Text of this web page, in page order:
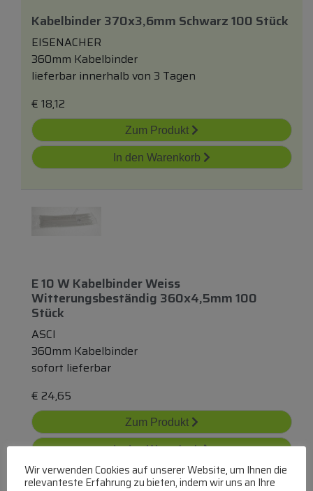
Kabelbinder 370x3,6mm Schwarz 100 Stück
EISENACHER
360mm Kabelbinder
lieferbar innerhalb von 3 Tagen
€ 18,12
Zum Produkt
In den Warenkorb
E 10 W Kabelbinder Weiss
Witterungsbeständig 360x4,5mm 100
Stück
ASCI
360mm Kabelbinder
sofort lieferbar
€ 24,65
Zum Produkt
In den Warenkorb
Wir verwenden Cookies auf unserer Website, um Ihnen die
relevanteste Erfahrung zu bieten, indem wir uns an Ihre